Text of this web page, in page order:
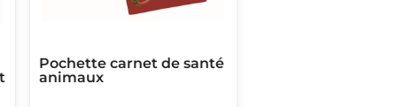
Pochette carnet de santé
animaux